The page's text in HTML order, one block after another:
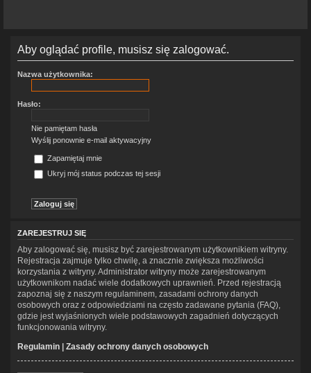
Aby oglądać profile, musisz się zalogować.
Nazwa użytkownika:
Hasło:
Nie pamiętam hasła
Wyślij ponownie e-mail aktywacyjny
Zapamiętaj mnie
Ukryj mój status podczas tej sesji
ZAREJESTRUJ SIĘ
Aby zalogować się, musisz być zarejestrowanym użytkownikiem witryny.
Rejestracja zajmuje tylko chwilę, a znacznie zwiększa możliwości
korzystania z witryny. Administrator witryny może zarejestrowanym
użytkownikom nadać wiele dodatkowych uprawnień. Przed rejestracją
zapoznaj się z naszym regulaminem, zasadami ochrony danych
osobowych oraz z odpowiedziami na często zadawane pytania (FAQ),
gdzie jest wyjaśnionych wiele podstawowych zagadnień dotyczących
funkcjonowania witryny.
Regulamin | Zasady ochrony danych osobowych